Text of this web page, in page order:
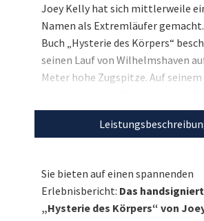
Joey Kelly hat sich mittlerweile
Namen als Extremläufer
Buch „Hysterie des Körpers“
seinen Lauf von Wilhelmshaven
Meter hohe Zugspitze. Auf seinem
beschwerlichen Weg durch die
Deutschlands übernachtet er
einer Plane, trinkt und isst nur,
Einsamkeit sind seine stetigen
Hunger und Durst treiben ihn an
Verzweiflung. Doch am Ende
Sie bieten auf einen spannenden
Erlebnisbericht: Das
„Hysterie des Körpers“ von